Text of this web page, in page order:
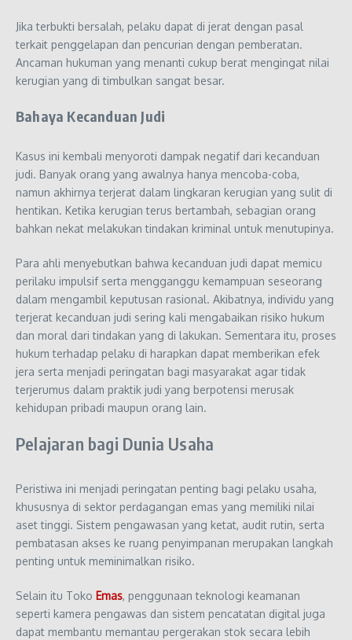
Jika terbukti bersalah, pelaku dapat di jerat dengan pasal
terkait penggelapan dan pencurian dengan pemberatan.
Ancaman hukuman yang menanti cukup berat mengingat nilai
kerugian yang di timbulkan sangat besar.
Bahaya Kecanduan Judi
Kasus ini kembali menyoroti dampak negatif dari kecanduan
judi. Banyak orang yang awalnya hanya mencoba-coba,
namun akhirnya terjerat dalam lingkaran kerugian yang sulit di
hentikan. Ketika kerugian terus bertambah, sebagian orang
bahkan nekat melakukan tindakan kriminal untuk menutupinya.
Para ahli menyebutkan bahwa kecanduan judi dapat memicu
perilaku impulsif serta mengganggu kemampuan seseorang
dalam mengambil keputusan rasional. Akibatnya, individu yang
terjerat kecanduan judi sering kali mengabaikan risiko hukum
dan moral dari tindakan yang di lakukan. Sementara itu, proses
hukum terhadap pelaku di harapkan dapat memberikan efek
jera serta menjadi peringatan bagi masyarakat agar tidak
terjerumus dalam praktik judi yang berpotensi merusak
kehidupan pribadi maupun orang lain.
Pelajaran bagi Dunia Usaha
Peristiwa ini menjadi peringatan penting bagi pelaku usaha,
khususnya di sektor perdagangan emas yang memiliki nilai
aset tinggi. Sistem pengawasan yang ketat, audit rutin, serta
pembatasan akses ke ruang penyimpanan merupakan langkah
penting untuk meminimalkan risiko.
Selain itu Toko Emas, penggunaan teknologi keamanan
seperti kamera pengawas dan sistem pencatatan digital juga
dapat membantu memantau pergerakan stok secara lebih